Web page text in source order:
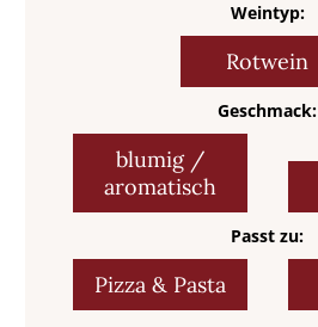
Weintyp:
Rotwein
Geschmack:
blumig /
aromatisch
Passt zu:
Pizza & Pasta